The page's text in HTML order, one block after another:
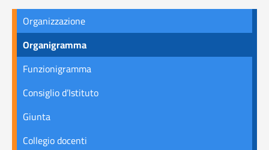
Organizzazione
Organigramma
Funzionigramma
Consiglio d’Istituto
Giunta
Collegio docenti